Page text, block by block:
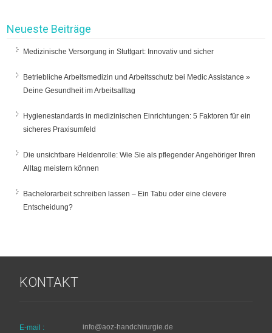
Neueste Beiträge
Medizinische Versorgung in Stuttgart: Innovativ und sicher
Betriebliche Arbeitsmedizin und Arbeitsschutz bei Medic Assistance »
Deine Gesundheit im Arbeitsalltag
Hygienestandards in medizinischen Einrichtungen: 5 Faktoren für ein
sicheres Praxisumfeld
Die unsichtbare Heldenrolle: Wie Sie als pflegender Angehöriger Ihren
Alltag meistern können
Bachelorarbeit schreiben lassen – Ein Tabu oder eine clevere
Entscheidung?
KONTAKT
E-mail : info@aoz-handchirurgie.de